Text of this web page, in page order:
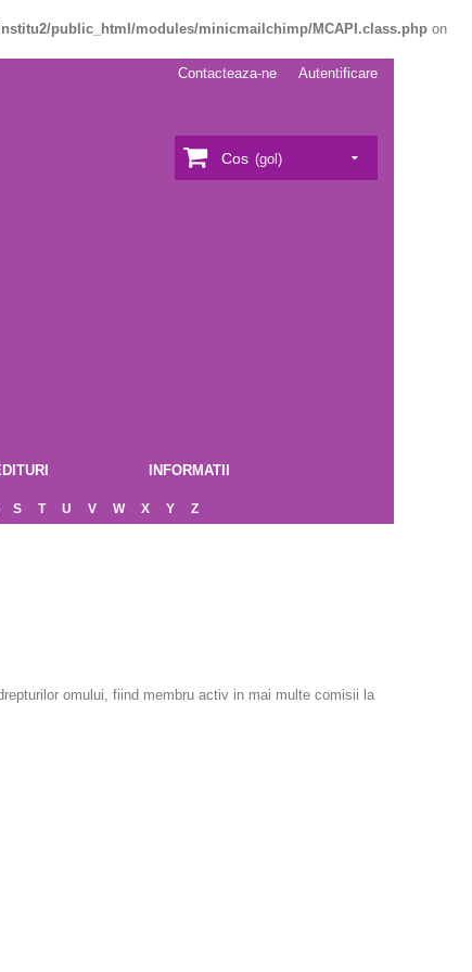
public_html/modules/minicmailchimp/MCAPI.class.php on
Autentificare
Contacteaza-ne
Cos (gol)
INFORMATII
S T U V W X Y Z
omului, fiind membru activ in mai multe comisii la